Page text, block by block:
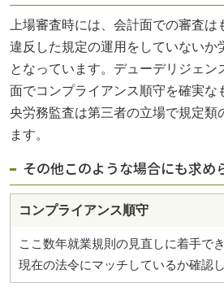
上場審査時には、会計面での審査
違反した規定の運用をしていないか
となっています。デューデリジェン
面でコンプライアンス順守を確実な
央労務監査は第三者の立場で規定類
ます。
その他このような場合にも求め
コンプライアンス順守
ここ数年就業規則の見直しに着手で
現在の法令にマッチしているか確認し